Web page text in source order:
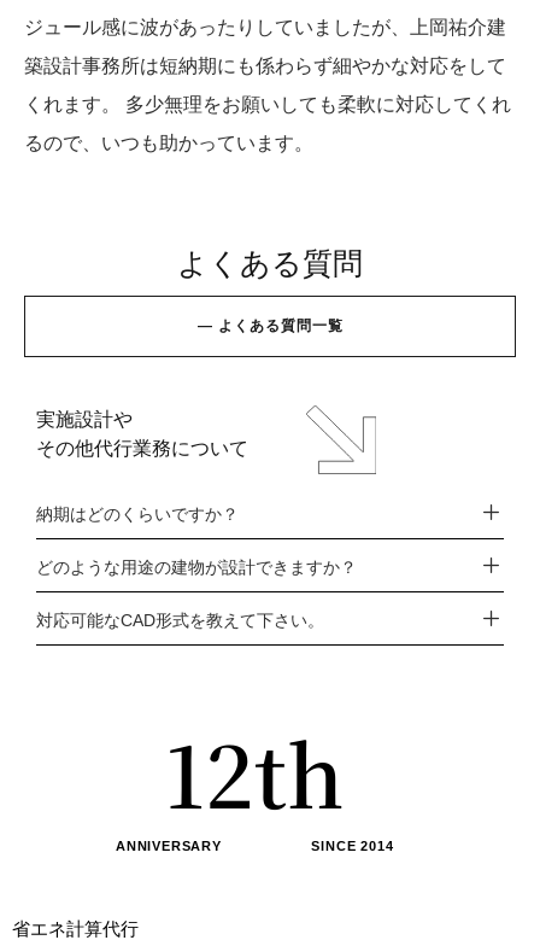
ジュール感に波があったりしていましたが、上岡祐介建
築設計事務所は短納期にも係わらず細やかな対応をして
くれます。 多少無理をお願いしても柔軟に対応してくれ
るので、いつも助かっています。
よくある質問
— よ く ある質問一覧
実施設計や
その他代行業務について
納期はどのくらいですか？
どのような用途の建物が設計できますか？
対応可能なCAD形式を教えて下さい。
0
1
2
0
1
2
3
th
ANNIVERSARY SINCE 2014
省エネ計算代行